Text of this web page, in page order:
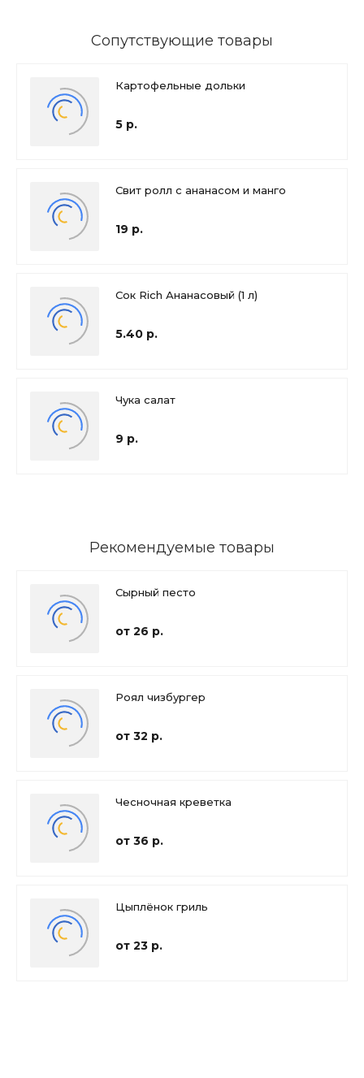
Сопутствующие товары
Картофельные дольки
5 р.
Свит ролл с ананасом и манго
19 р.
Сок Rich Ананасовый (1 л)
5.40 р.
Чука салат
9 р.
Рекомендуемые товары
Сырный песто
от 26 р.
Роял чизбургер
от 32 р.
Чесночная креветка
от 36 р.
Цыплёнок гриль
от 23 р.